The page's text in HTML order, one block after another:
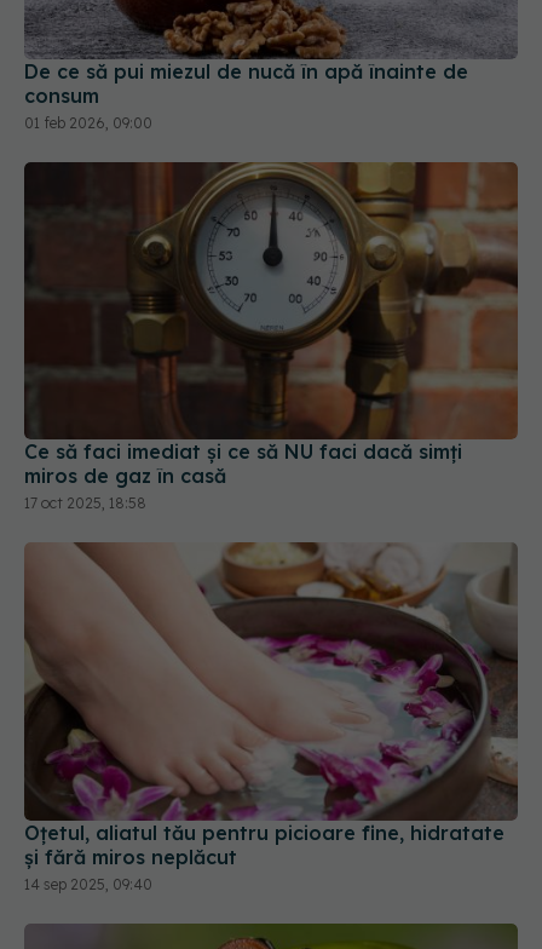
De ce să pui miezul de nucă în apă înainte de
consum
01 feb 2026, 09:00
Ce să faci imediat și ce să NU faci dacă simți
miros de gaz în casă
17 oct 2025, 18:58
Oțetul, aliatul tău pentru picioare fine, hidratate
și fără miros neplăcut
14 sep 2025, 09:40